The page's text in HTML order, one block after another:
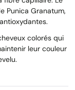
Punica Granatum,
colorés qui
leur couleur